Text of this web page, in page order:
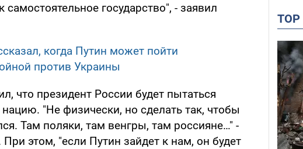
самостоятельное государство", - заявил
когда Путин может пойти
против Украины
что президент России будет пытаться
"Не физически, но сделать так, чтобы
Там поляки, там венгры, там россияне…" -
При этом, "если Путин зайдет к нам, он будет